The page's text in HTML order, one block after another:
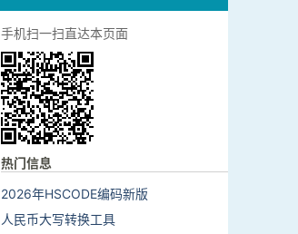
手机扫一扫直达本页面
热门信息
2026年HSCODE编码新版
人民币大写转换工具